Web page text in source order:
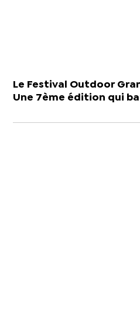
Le Festival Outdoor
Une 7ème édition qui